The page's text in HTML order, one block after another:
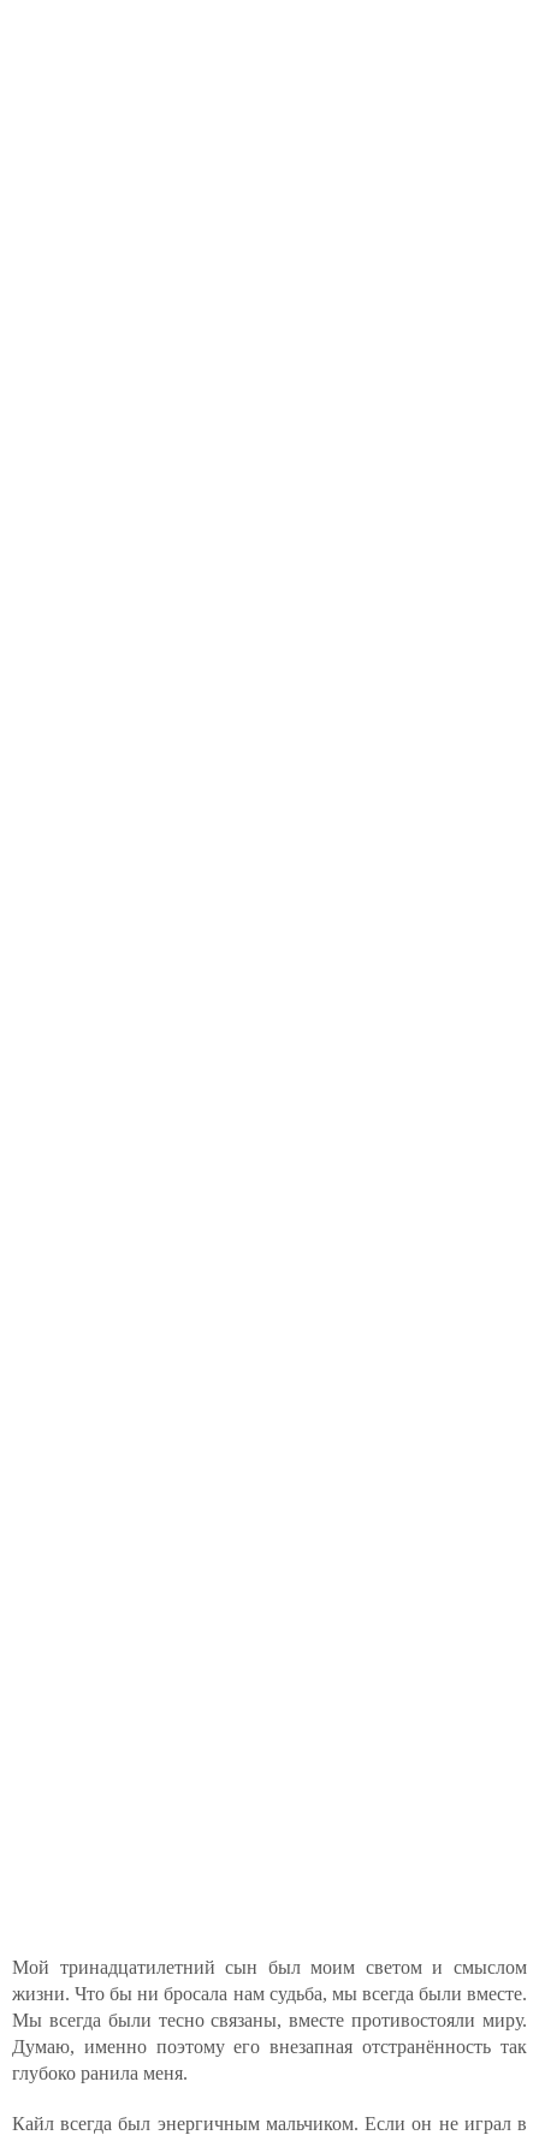
Мой тринадцатилетний сын был моим светом и смыслом
жизни. Что бы ни бросала нам судьба, мы всегда были вместе.
Мы всегда были тесно связаны, вместе противостояли миру.
Думаю, именно поэтому его внезапная отстранённость так
глубоко ранила меня.
Кайл всегда был энергичным мальчиком. Если он не играл в